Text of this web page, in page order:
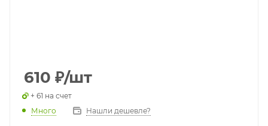
610 ₽/шт
+ 61 на счет
Много
Нашли дешевле?